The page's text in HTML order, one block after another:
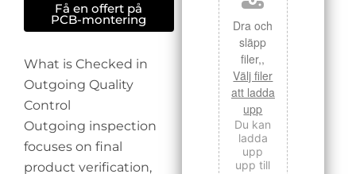
Få en offert på
PCB-montering
What is Checked in
Outgoing Quality
Control
Outgoing inspection
focuses on final
product verification,
Dra och
släpp
filer,,
Välj filer
att ladda
upp
Du kan
ladda
upp
upp till